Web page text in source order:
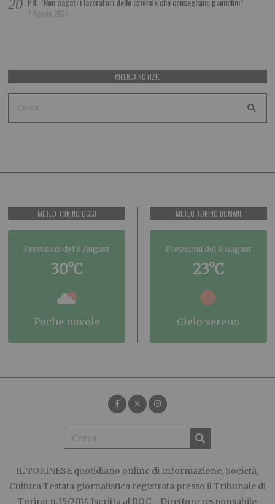
7 Agosto 2026
RICERCA NOTIZIE
METEO TORINO OGGI
Previsioni del 8 August
30°C
poche nuvole
METEO TORINO DOMANI
Previsioni del 8 August
23°C
cielo sereno
IL TORINESE quotidiano online di Informazione, Società,
Cultura Testata giornalistica registrata presso il Tribunale di
Torino n.15/2014 Iscritta al ROC - Direttore responsabile